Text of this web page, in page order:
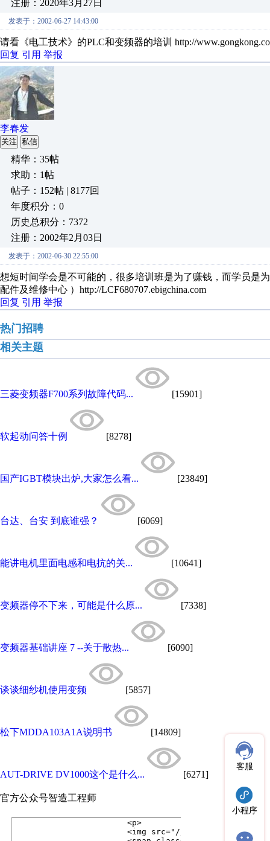
注册：2020年3月27日
发表于：2002-06-27 14:43:00
请看《电工技术》的PLC和变频器的培训 http://
回复 引用 举报
李春发
关注 私信
精华：35帖
求助：1帖
帖子：152帖 | 8177回
年度积分：0
历史总积分：7372
注册：2002年2月03日
发表于：2002-06-30 22:55:00
想短时间学会是不可能的，很多培训班是为了赚钱，而学员是
配件及维修中心 ）http://LCF680707.ebigchina.com
回复 引用 举报
热门招聘
相关主题
三菱变频器F700系列故障代码... [15901]
软起动问答十例 [8278]
国产IGBT模块出炉,大家怎么看... [23849]
台达、台安 到底谁强？ [6069]
能讲电机里面电感和电抗的关... [10641]
变频器停不下来，可能是什么原... [7338]
变频器基础讲座 7 --关于散热... [6090]
谈谈细纱机使用变频 [5857]
松下MDDA103A1A说明书 [14809]
AUT-DRIVE DV1000这个是什么... [6271]
官方公众号智造工程师
客服
小程序